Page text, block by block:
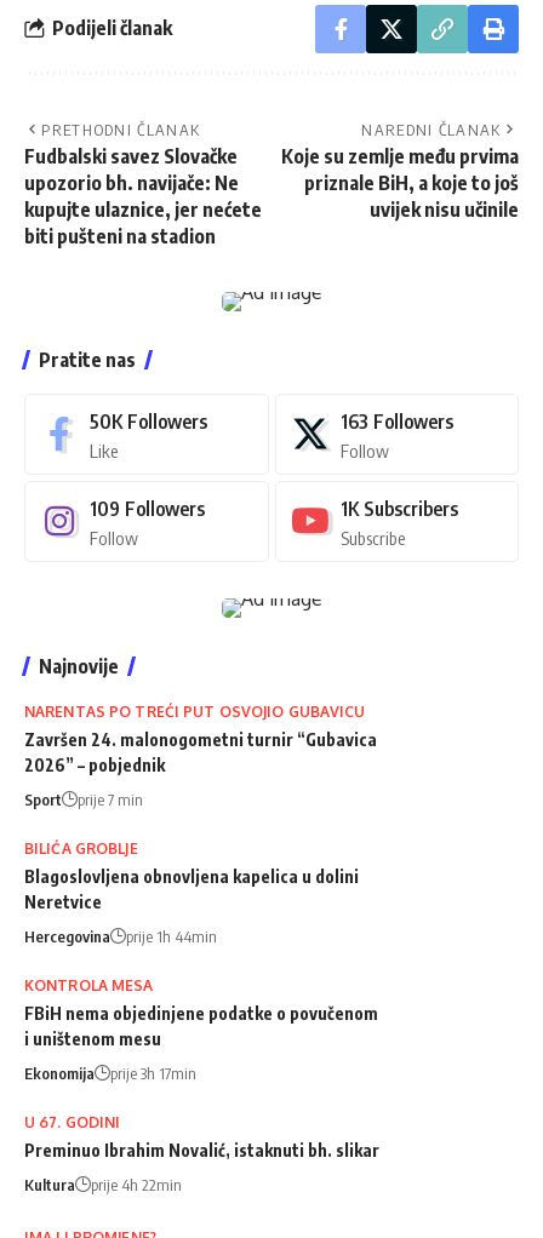
Podijeli članak
PRETHODNI ČLANAK
Fudbalski savez Slovačke
upozorio bh. navijače: Ne
kupujte ulaznice, jer nećete
biti pušteni na stadion
NAREDNI ČLANAK
Koje su zemlje među prvima
priznale BiH, a koje to još
uvijek nisu učinile
Pratite nas
50K Followers
Like
163 Followers
Follow
109 Followers
Follow
1K Subscribers
Subscribe
Najnovije
NARENTAS PO TREĆI PUT OSVOJIO GUBAVICU
Završen 24. malonogometni turnir “Gubavica
2026” – pobjednik
Sport prije 7 min
BILIĆA GROBLJE
Blagoslovljena obnovljena kapelica u dolini
Neretvice
Hercegovina prije 1h 44min
KONTROLA MESA
FBiH nema objedinjene podatke o povučenom
i uništenom mesu
Ekonomija prije 3h 17min
U 67. GODINI
Preminuo Ibrahim Novalić, istaknuti bh. slikar
Kultura prije 4h 22min